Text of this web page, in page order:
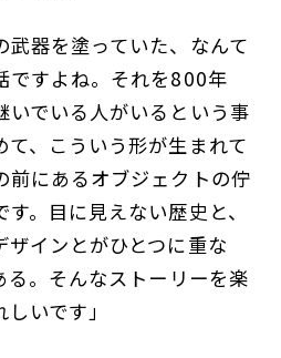
武器を塗っていた、なんて
ですよね。それを800年
いでいる人がいるという事
て、こういう形が生まれて
前にあるオブジェクトの佇
。目に見えない歴史と、
ザインとがひとつに重な
る。そんなストーリーを楽
いです」